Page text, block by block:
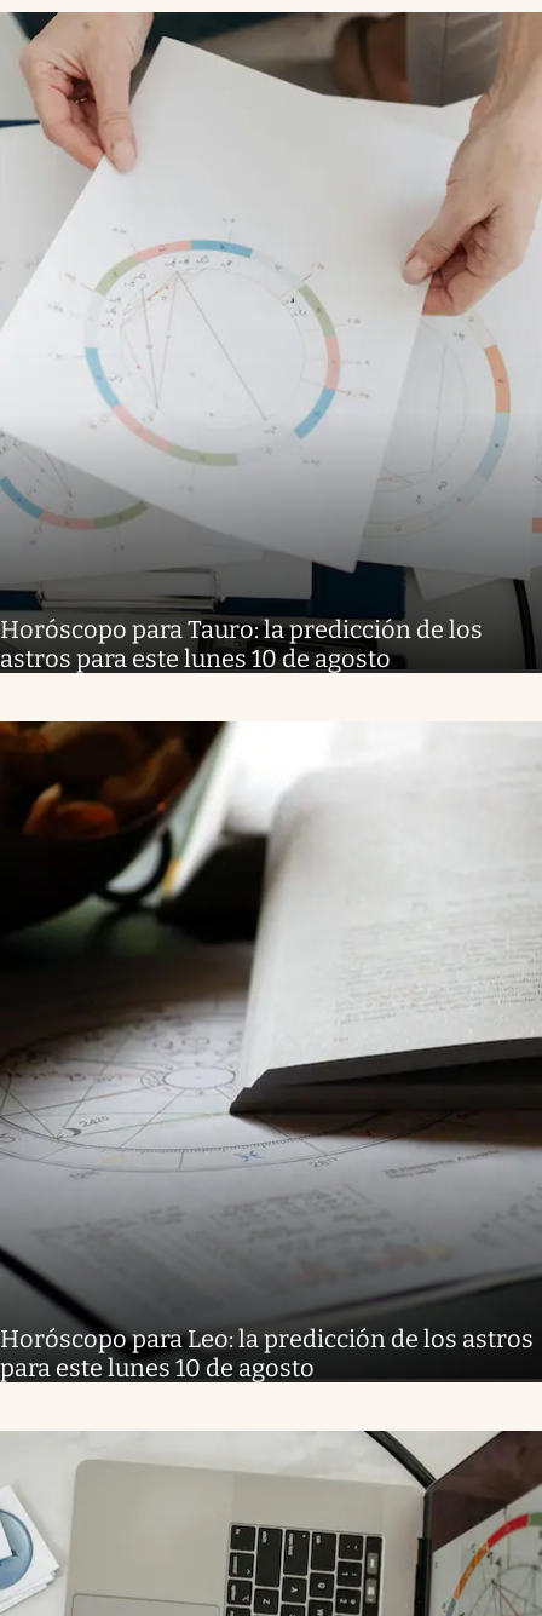
Horóscopo para Tauro: la predicción de los
astros para este lunes 10 de agosto
Horóscopo para Leo: la predicción de los astros
para este lunes 10 de agosto